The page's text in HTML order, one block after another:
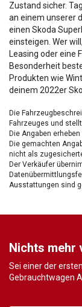
Zustand sicher.
an einem unserer
einen Skoda
einsteigen. Wer
Leasing oder eine
Besonderheit
Produkten wie
deinem 2022er
Die
Fahrzeuges und
Die Angaben
Die gemachten
nicht als
Der Verkäufer
Ausstattungen sind
Nichts mehr
Sei einer der
Gebrauchtwagen